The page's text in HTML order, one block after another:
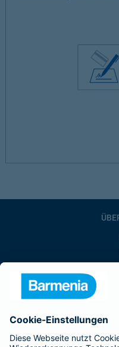
Barmenia ist